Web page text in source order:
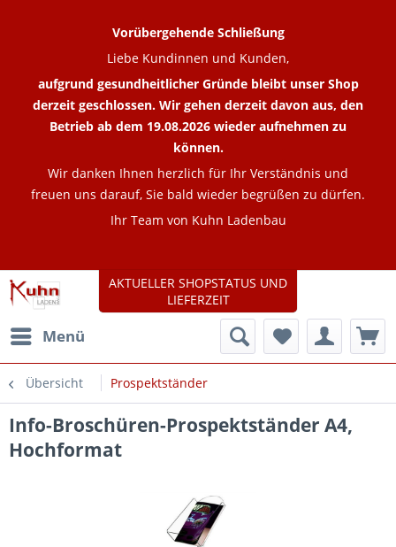
Menü
Übersicht Prospektständer
Info-Broschüren-Prospektständer A4,
Hochformat
AKTUELLER SHOPSTATUS UND
LIEFERZEIT
Vorübergehende Schließung
Liebe Kundinnen und Kunden,
aufgrund gesundheitlicher Gründe bleibt unser Shop
derzeit geschlossen. Wir gehen derzeit davon aus, den
Betrieb ab dem 19.08.2026 wieder aufnehmen zu
können.
Wir danken Ihnen herzlich für Ihr Verständnis und
freuen uns darauf, Sie bald wieder begrüßen zu dürfen.
Ihr Team von Kuhn Ladenbau